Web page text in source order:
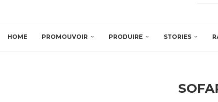
HOME PROMOUVOIR PRODUIRE STORIES